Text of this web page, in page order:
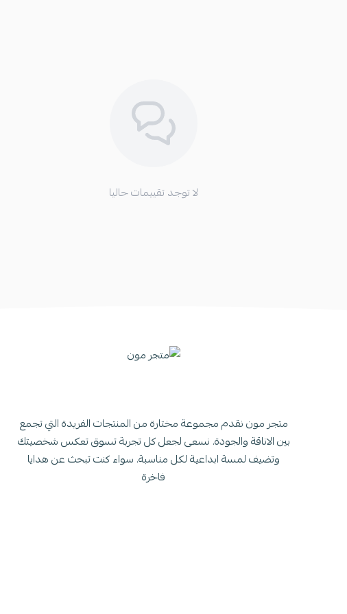
لا توجد تقييمات حاليا
متجر مون نقدم مجموعة مختارة من المنتجات الفريدة التي تجمع
بين الاناقة والجودة. نسعى لجعل كل تجربة تسوق تعكس شخصيتك
وتضيف لمسة ابداعية لكل مناسبة. سواء كنت تبحث عن هدايا
فاخرة